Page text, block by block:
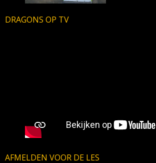
DRAGONS OP TV
AFMELDEN VOOR DE LES